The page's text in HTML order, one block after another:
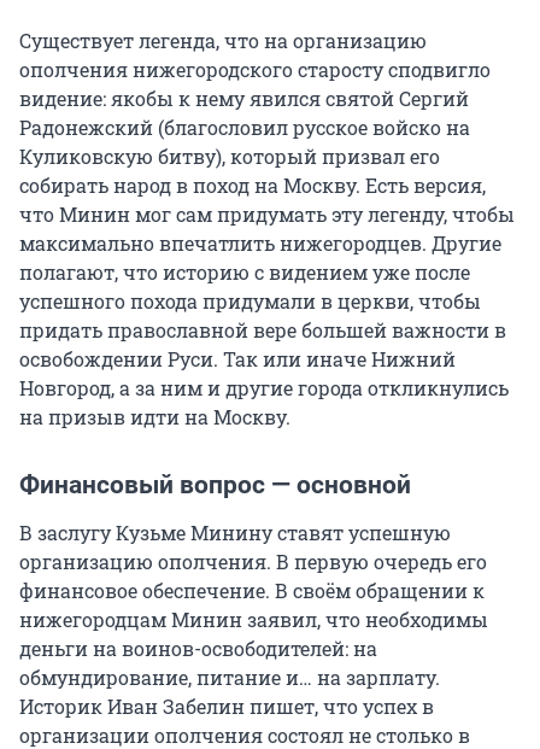
Существует легенда, что на организацию
ополчения нижегородского старосту сподвигло
видение: якобы к нему явился святой Сергий
Радонежский (благословил русское войско на
Куликовскую битву), который призвал его
собирать народ в поход на Москву. Есть версия,
что Минин мог сам придумать эту легенду, чтобы
максимально впечатлить нижегородцев. Другие
полагают, что историю с видением уже после
успешного похода придумали в церкви, чтобы
придать православной вере большей важности в
освобождении Руси. Так или иначе Нижний
Новгород, а за ним и другие города откликнулись
на призыв идти на Москву.
Финансовый вопрос — основной
В заслугу Кузьме Минину ставят успешную
организацию ополчения. В первую очередь его
финансовое обеспечение. В своём обращении к
нижегородцам Минин заявил, что необходимы
деньги на воинов-освободителей: на
обмундирование, питание и… на зарплату.
Историк Иван Забелин пишет, что успех в
организации ополчения состоял не столько в